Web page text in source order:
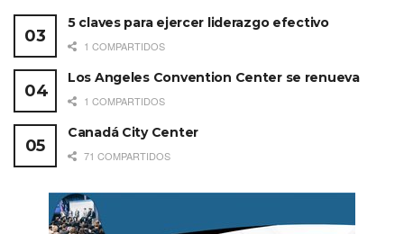
5 claves para ejercer liderazgo efectivo
1 COMPARTIDOS
Los Angeles Convention Center se renueva
1 COMPARTIDOS
Canadá City Center
71 COMPARTIDOS